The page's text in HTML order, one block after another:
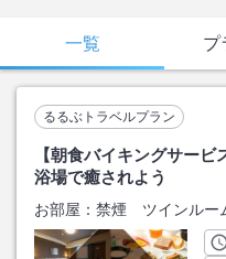
一覧 プ
るるぶトラベルプラン
【朝食バイキングサー
浴場で癒されよう
お部屋： 禁煙 ツインルー